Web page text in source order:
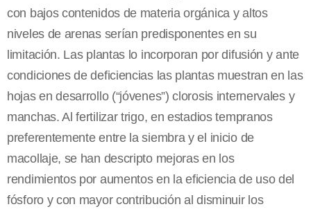
con bajos contenidos de materia orgánica y altos
niveles de arenas serían predisponentes en su
limitación. Las plantas lo incorporan por difusión y ante
condiciones de deficiencias las plantas muestran en las
hojas en desarrollo (“jóvenes”) clorosis internervales y
manchas. Al fertilizar trigo, en estadios tempranos
preferentemente entre la siembra y el inicio de
macollaje, se han descripto mejoras en los
rendimientos por aumentos en la eficiencia de uso del
fósforo y con mayor contribución al disminuir los